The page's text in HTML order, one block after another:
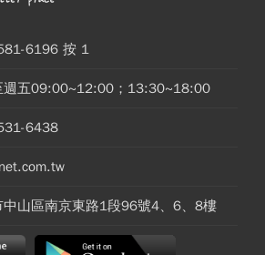
6196 按 1
週五09:00~12:00；13:30~18:00
6438
山區南京東路1段96號4、6、8樓